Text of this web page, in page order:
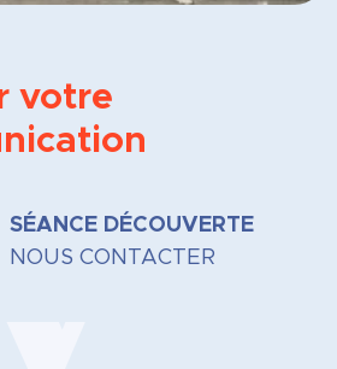
votre
SÉANCE DÉCOUVERTE
NOUS CONTACTER